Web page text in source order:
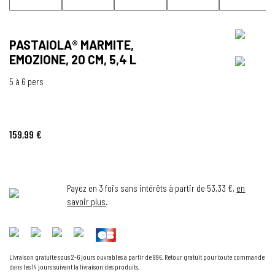
PASTAIOLA® MARMITE,
EMOZIONE, 20 CM, 5,4 L
5 à 6 pers
159,99 €
Payez en 3 fois sans intérêts à partir de 53,33 €, en
savoir plus.
Livraison gratuite sous 2-6 jours ouvrables à partir de 99€. Retour gratuit pour toute commande
dans les 14 jours suivant la livraison des produits.